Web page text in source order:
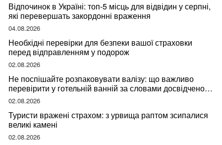
Відпочинок в Україні: топ-5 місць для відвідин у серпні,
які перевершать закордонні враження
04.08.2026
Необхідні перевірки для безпеки вашої страховки
перед відправленням у подорож
02.08.2026
Не поспішайте розпаковувати валізу: що важливо
перевірити у готельній ванній за словами досвідченої
мандрівниці
02.08.2026
Туристи вражені страхом: з урвища раптом зсипалися
великі камені
02.08.2026